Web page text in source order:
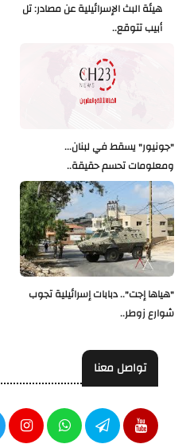
هيئة البث الإسرائيلية عن مصادر: تل
أبيب تتوقع..
"جونيور" يسقط في لبنان...
ومعلومات تحسم حقيقة..
"هياها إجت".. دبابات إسرائيلية تجوب
شوارع زوطر..
تواصل معنا